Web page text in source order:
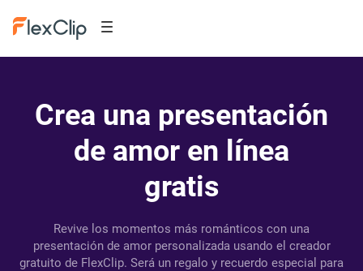
Crea una presentación
de amor en línea
gratis
Revive los momentos más románticos con una
presentación de amor personalizada usando el creador
gratuito de FlexClip. Será un regalo y recuerdo especial para